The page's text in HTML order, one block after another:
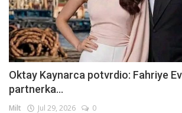
Oktay Kaynarca potvrdio: Fahriye
partnerka...
Milt Jul 29, 2026 0